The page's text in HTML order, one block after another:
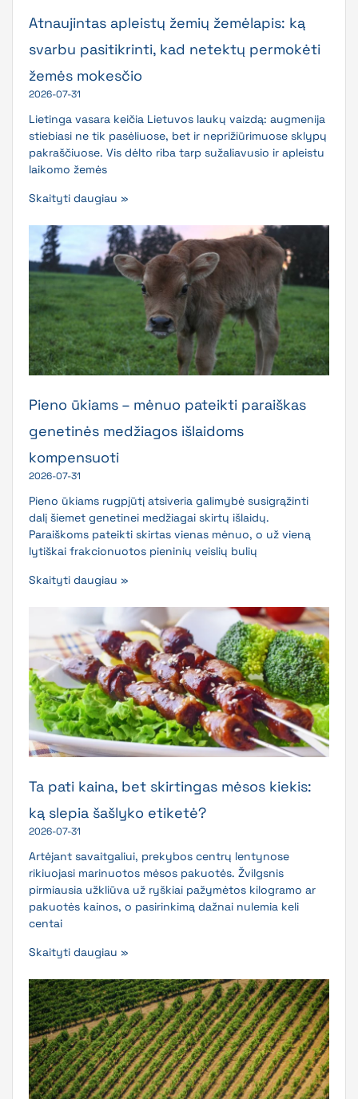
Atnaujintas apleistų žemių žemėlapis: ką
svarbu pasitikrinti, kad netektų permokėti
žemės mokesčio
2026-07-31
Lietinga vasara keičia Lietuvos laukų vaizdą: augmenija
stiebiasi ne tik pasėliuose, bet ir neprižiūrimuose sklypų
pakraščiuose. Vis dėlto riba tarp sužaliavusio ir apleistu
laikomo žemės
Skaityti daugiau »
Pieno ūkiams – mėnuo pateikti paraiškas
genetinės medžiagos išlaidoms
kompensuoti
2026-07-31
Pieno ūkiams rugpjūtį atsiveria galimybė susigrąžinti
dalį šiemet genetinei medžiagai skirtų išlaidų.
Paraiškoms pateikti skirtas vienas mėnuo, o už vieną
lytiškai frakcionuotos pieninių veislių bulių
Skaityti daugiau »
Ta pati kaina, bet skirtingas mėsos kiekis:
ką slepia šašlyko etiketė?
2026-07-31
Artėjant savaitgaliui, prekybos centrų lentynose
rikiuojasi marinuotos mėsos pakuotės. Žvilgsnis
pirmiausia užkliūva už ryškiai pažymėtos kilogramo ar
pakuotės kainos, o pasirinkimą dažnai nulemia keli
centai
Skaityti daugiau »